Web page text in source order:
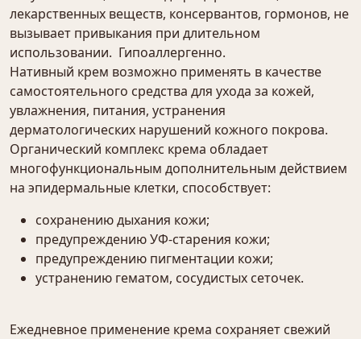
лекарственных веществ, консервантов, гормонов, не
вызывает привыкания при длительном
использовании. Гипоаллергенно.
Нативный крем возможно применять в качестве
самостоятельного средства для ухода за кожей,
увлажнения, питания, устранения
дерматологических нарушений кожного покрова.
Органический комплекс крема обладает
многофункциональным дополнительным действием
на эпидермальные клетки, способствует:
сохранению дыхания кожи;
предупреждению УФ-старения кожи;
предупреждению пигментации кожи;
устранению гематом, сосудистых сеточек.
Ежедневное применение крема сохраняет свежий